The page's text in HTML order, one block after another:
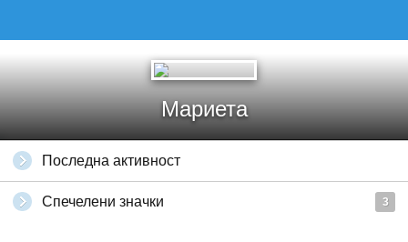
Мариета
Последна активност
Спечелени значки 3